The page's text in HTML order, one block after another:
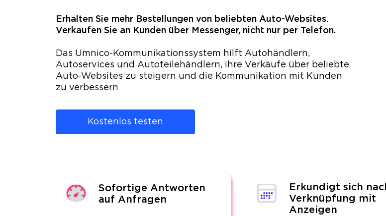
Erhalten Sie mehr Bestellungen von beliebten Auto-Websites.
Verkaufen Sie an Kunden über Messenger, nicht nur per Telefon.
Das Umnico-Kommunikationssystem hilft Autohändlern,
Autoservices und Autoteilehändlern, ihre Verkäufe über beliebte
Auto-Websites zu steigern und die Kommunikation mit Kunden
zu verbessern
Kostenlos testen
Sofortige Antworten
auf Anfragen
Erkundigt sich
Verknüpfung mit
Anzeigen